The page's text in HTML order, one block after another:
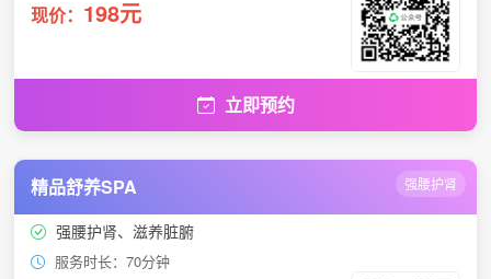
现价： 198元
立即预约
精品舒养SPA 强腰护肾
强腰护肾、滋养脏腑
服务时长：70分钟